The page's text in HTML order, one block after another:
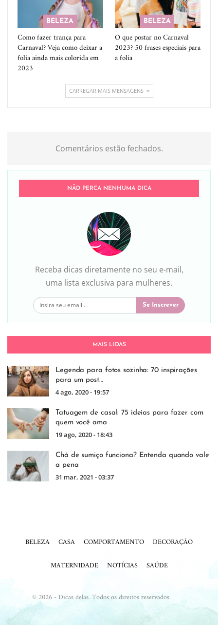
BELEZA
Como fazer trança para
Carnaval? Veja como deixar a
folia ainda mais colorida em
2023
BELEZA
O que postar no Carnaval
2023? 50 frases especiais para
a folia
CARREGAR MAIS MENSAGENS
Comentários estão fechados.
NÃO PERCA NENHUMA DICA
Receba dicas diretamente no seu e-mail,
uma lista exclusiva para mulheres.
Se Inscrever
MAIS LIDAS
Legenda para fotos sozinha: 70 inspirações
para um post…
4 ago, 2020 - 19:57
Tatuagem de casal: 75 ideias para fazer com
quem você ama
19 ago, 2020 - 18:43
Chá de sumiço funciona? Entenda quando vale
a pena
31 mar, 2021 - 03:37
BELEZA CASA COMPORTAMENTO
DECORAÇÃO
MATERNIDADE
NOTÍCIAS SAÚDE
© 2026 - Dicas delas. Todos os direitos reservados